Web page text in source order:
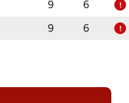
9 6 !
9 6 !